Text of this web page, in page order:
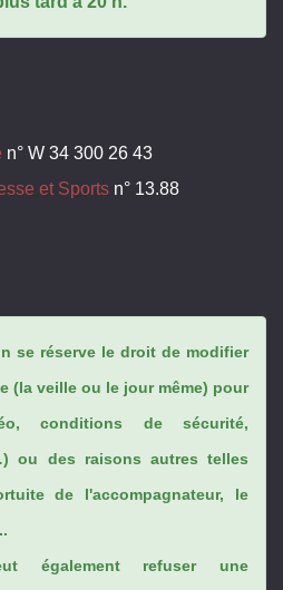
n° W 34 300 26 43
et Sports n° 13.88
se réserve le droit de modifier
(la veille ou le jour même) pour
conditions de sécurité,
ou des raisons autres telles
de l'accompagnateur, le
également refuser une